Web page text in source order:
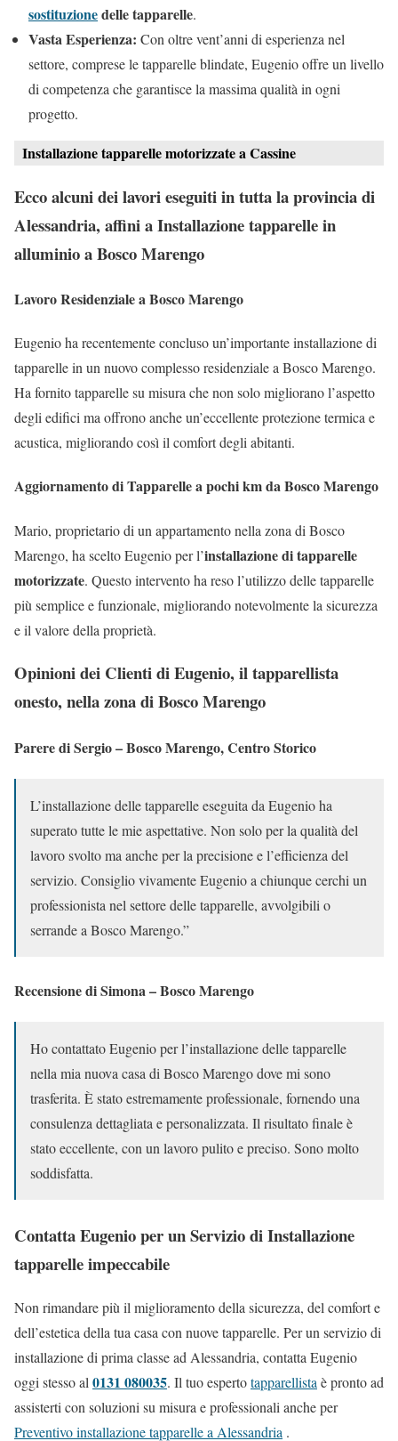
sostituzionedelle tapparelle.
Vasta Esperienza: Con oltre vent’anni di esperienza nel
settore, comprese le tapparelle blindate, Eugenio offre un livello
di competenza che garantisce la massima qualità in ogni
progetto.
Installazione tapparelle motorizzate a Cassine
Ecco alcuni dei lavori eseguiti in tutta la provincia di
Alessandria, affini a Installazione tapparelle in
alluminio a Bosco Marengo
Lavoro Residenziale a Bosco Marengo
Eugenio ha recentemente concluso un’importante installazione di
tapparelle in un nuovo complesso residenziale a Bosco Marengo.
Ha fornito tapparelle su misura che non solo migliorano l’aspetto
degli edifici ma offrono anche un’eccellente protezione termica e
acustica, migliorando così il comfort degli abitanti.
Aggiornamento di Tapparelle a pochi km da Bosco Marengo
Mario, proprietario di un appartamento nella zona di Bosco
Marengo, ha scelto Eugenio per l’installazione di tapparelle
motorizzate. Questo intervento ha reso l’utilizzo delle tapparelle
più semplice e funzionale, migliorando notevolmente la sicurezza
e il valore della proprietà.
Opinioni dei Clienti di Eugenio, il tapparellista
onesto, nella zona di Bosco Marengo
Parere di Sergio – Bosco Marengo, Centro Storico
L’installazione delle tapparelle eseguita da Eugenio ha
superato tutte le mie aspettative. Non solo per la qualità del
lavoro svolto ma anche per la precisione e l’efficienza del
servizio. Consiglio vivamente Eugenio a chiunque cerchi un
professionista nel settore delle tapparelle, avvolgibili o
serrande a Bosco Marengo.”
Recensione di Simona – Bosco Marengo
Ho contattato Eugenio per l’installazione delle tapparelle
nella mia nuova casa di Bosco Marengo dove mi sono
trasferita. È stato estremamente professionale, fornendo una
consulenza dettagliata e personalizzata. Il risultato finale è
stato eccellente, con un lavoro pulito e preciso. Sono molto
soddisfatta.
Contatta Eugenio per un Servizio di Installazione
tapparelle impeccabile
Non rimandare più il miglioramento della sicurezza, del comfort e
dell’estetica della tua casa con nuove tapparelle. Per un servizio di
installazione di prima classe ad Alessandria, contatta Eugenio
oggi stesso al 0131 080035. Il tuo espertotapparellista è pronto ad
assisterti con soluzioni su misura e professionali anche per
Preventivo installazione tapparelle a Alessandria .